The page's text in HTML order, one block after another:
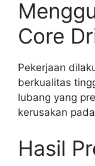
Core
Pekerjaan
berkualitas
lubang yang
kerusakan
Hasil